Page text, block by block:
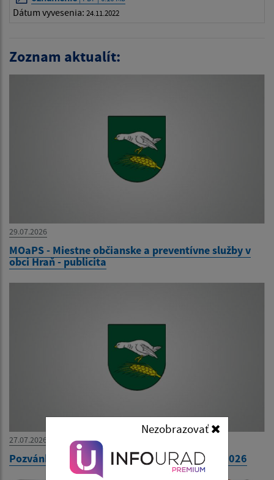
Dátum vyvesenia: 24.11.2022
Zoznam aktualít:
29.07.2026
MOaPS - Miestne občianske a preventívne služby v
obci Hraň - publicita
27.07.2026
Pozvánka na 31. zasadnutie OZ dňa 30. júla 2026
Nezobrazovať